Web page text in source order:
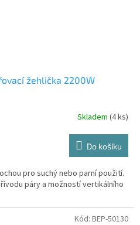
žehlička 2200W
Skladem (4 ks)
Do košíku
pro suchý nebo parní použití.
páry a možností vertikálního
Kód: BEP-50130